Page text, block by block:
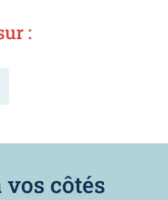
:
côtés